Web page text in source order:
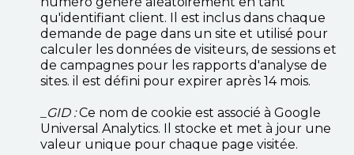
qu'identifiant client. Il est inclus dans chaque
demande de page dans un site et utilisé pour
calculer les données de visiteurs, de sessions et
de campagnes pour les rapports d'analyse de
sites. il est défini pour expirer après 14 mois.
_GID :Ce nom de cookie est associé à Google
Universal Analytics. Il stocke et met à jour une
valeur unique pour chaque page visitée.